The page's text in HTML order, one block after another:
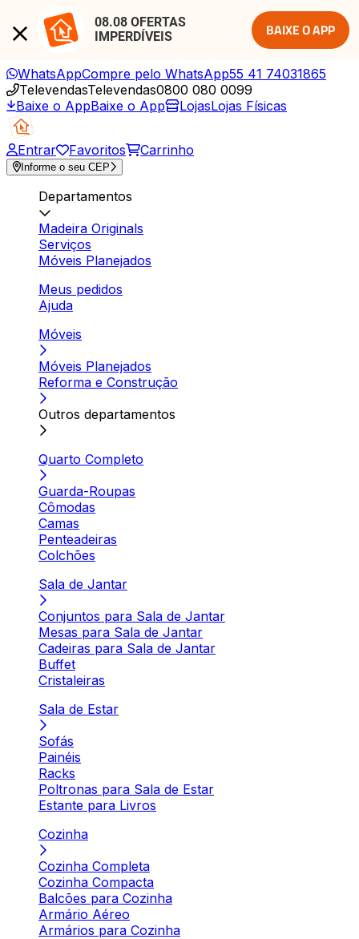
08.08 OFERTAS
IMPERDÍVEIS
BAIXE O APP
WhatsAppCompre pelo WhatsApp55 41 74031865
TelevendasTelevendas0800 080 0099
Baixe o AppBaixe o App LojasLojas Físicas
Entrar Favoritos Carrinho
Informe o seu CEP
Departamentos
Madeira Originals
Serviços
Móveis Planejados
Meus pedidos
Ajuda
Móveis
Móveis Planejados
Reforma e Construção
Outros departamentos
Quarto Completo
Guarda-Roupas
Cômodas
Camas
Penteadeiras
Colchões
Sala de Jantar
Conjuntos para Sala de Jantar
Mesas para Sala de Jantar
Cadeiras para Sala de Jantar
Buffet
Cristaleiras
Sala de Estar
Sofás
Painéis
Racks
Poltronas para Sala de Estar
Estante para Livros
Cozinha
Cozinha Completa
Cozinha Compacta
Balcões para Cozinha
Armário Aéreo
Armários para Cozinha